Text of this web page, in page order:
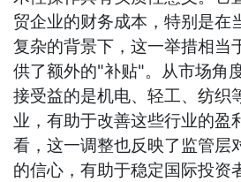
贸企业的财务成本，特别是在
复杂的背景下，这一举措相当
供了额外的"补贴"。从市场角
接受益的是机电、轻工、纺织
业，有助于改善这些行业的盈
看，这一调整也反映了监管层
的信心，有助于稳定国际投资